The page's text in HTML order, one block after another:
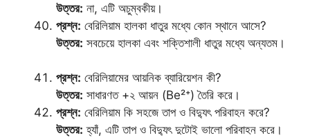
উত্তর: না, এটি অচুম্বকীয়।
প্রশ্ন: বেরিলিয়াম হালকা ধাতুর মধ্যে কোন স্থানে আসে?
উত্তর: সবচেয়ে হালকা এবং শক্তিশালী ধাতুর মধ্যে অন্যতম।
প্রশ্ন: বেরিলিয়ামের আয়নিক ব্যারিয়েশন কী?
উত্তর: সাধারণত +২ আয়ন (Be²⁺) তৈরি করে।
প্রশ্ন: বেরিলিয়াম কি সহজে তাপ ও বিদ্যুৎ পরিবাহন করে?
উত্তর: হ্যাঁ, এটি তাপ ও বিদ্যুৎ দুটোই ভালো পরিবাহন করে।